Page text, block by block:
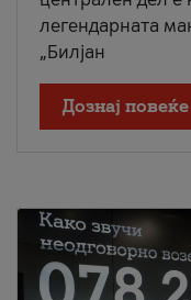
легендарната
„Билјан
Дознај повеќе